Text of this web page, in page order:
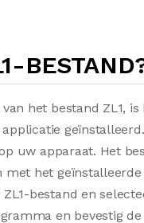
het bestand ZL1,
uw apparaat. Het
met het
bestand en
en bevestig